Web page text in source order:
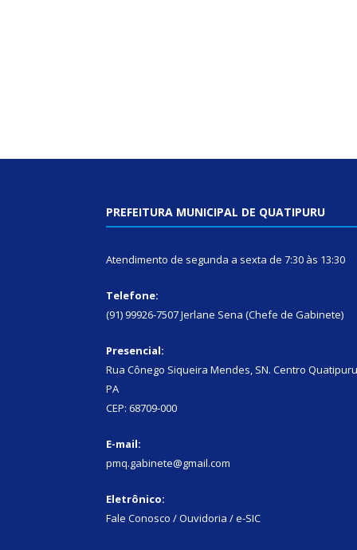
PREFEITURA MUNICIPAL DE QUATIPURU
Atendimento de segunda a sexta de 7:30 às 13:30
Telefone:
(91) 99926-7507 Jerlane Sena (Chefe de Gabinete)
Presencial:
Rua Cônego Siqueira Mendes, SN. Centro
PA
CEP: 68709-000
E-mail:
pmq.gabinete@gmail.com
Eletrônico:
Fale Conosco / Ouvidoria / e-SIC